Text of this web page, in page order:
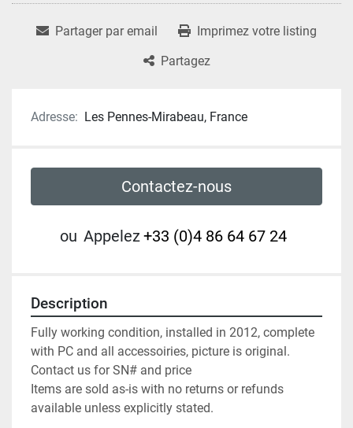
Partager par email
Imprimez votre listing
Partagez
Adresse: Les Pennes-Mirabeau, France
Contactez-nous
ou Appelez+33 (0)4 86 64 67 24
Description
Fully working condition, installed in 2012, complete
with PC and all accessoiries, picture is original.
Contact us for SN# and price
Items are sold as-is with no returns or refunds
available unless explicitly stated.